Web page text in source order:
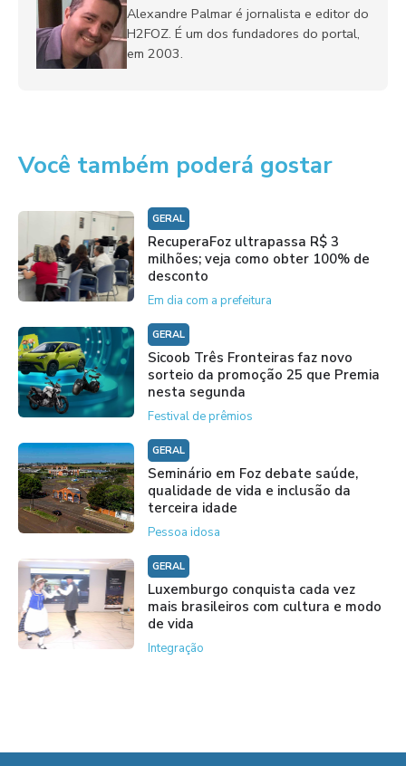
Alexandre Palmar é jornalista e editor do
H2FOZ. É um dos fundadores do portal,
em 2003.
Você também poderá gostar
GERAL
RecuperaFoz ultrapassa R$ 3
milhões; veja como obter 100% de
desconto
Em dia com a prefeitura
GERAL
Sicoob Três Fronteiras faz novo
sorteio da promoção 25 que Premia
nesta segunda
Festival de prêmios
GERAL
Seminário em Foz debate saúde,
qualidade de vida e inclusão da
terceira idade
Pessoa idosa
GERAL
Luxemburgo conquista cada vez
mais brasileiros com cultura e modo
de vida
Integração